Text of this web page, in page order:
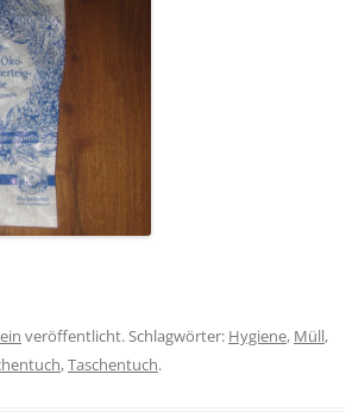
veröffentlicht. Schlagwörter: Hygiene, Müll,
,Taschentuch.